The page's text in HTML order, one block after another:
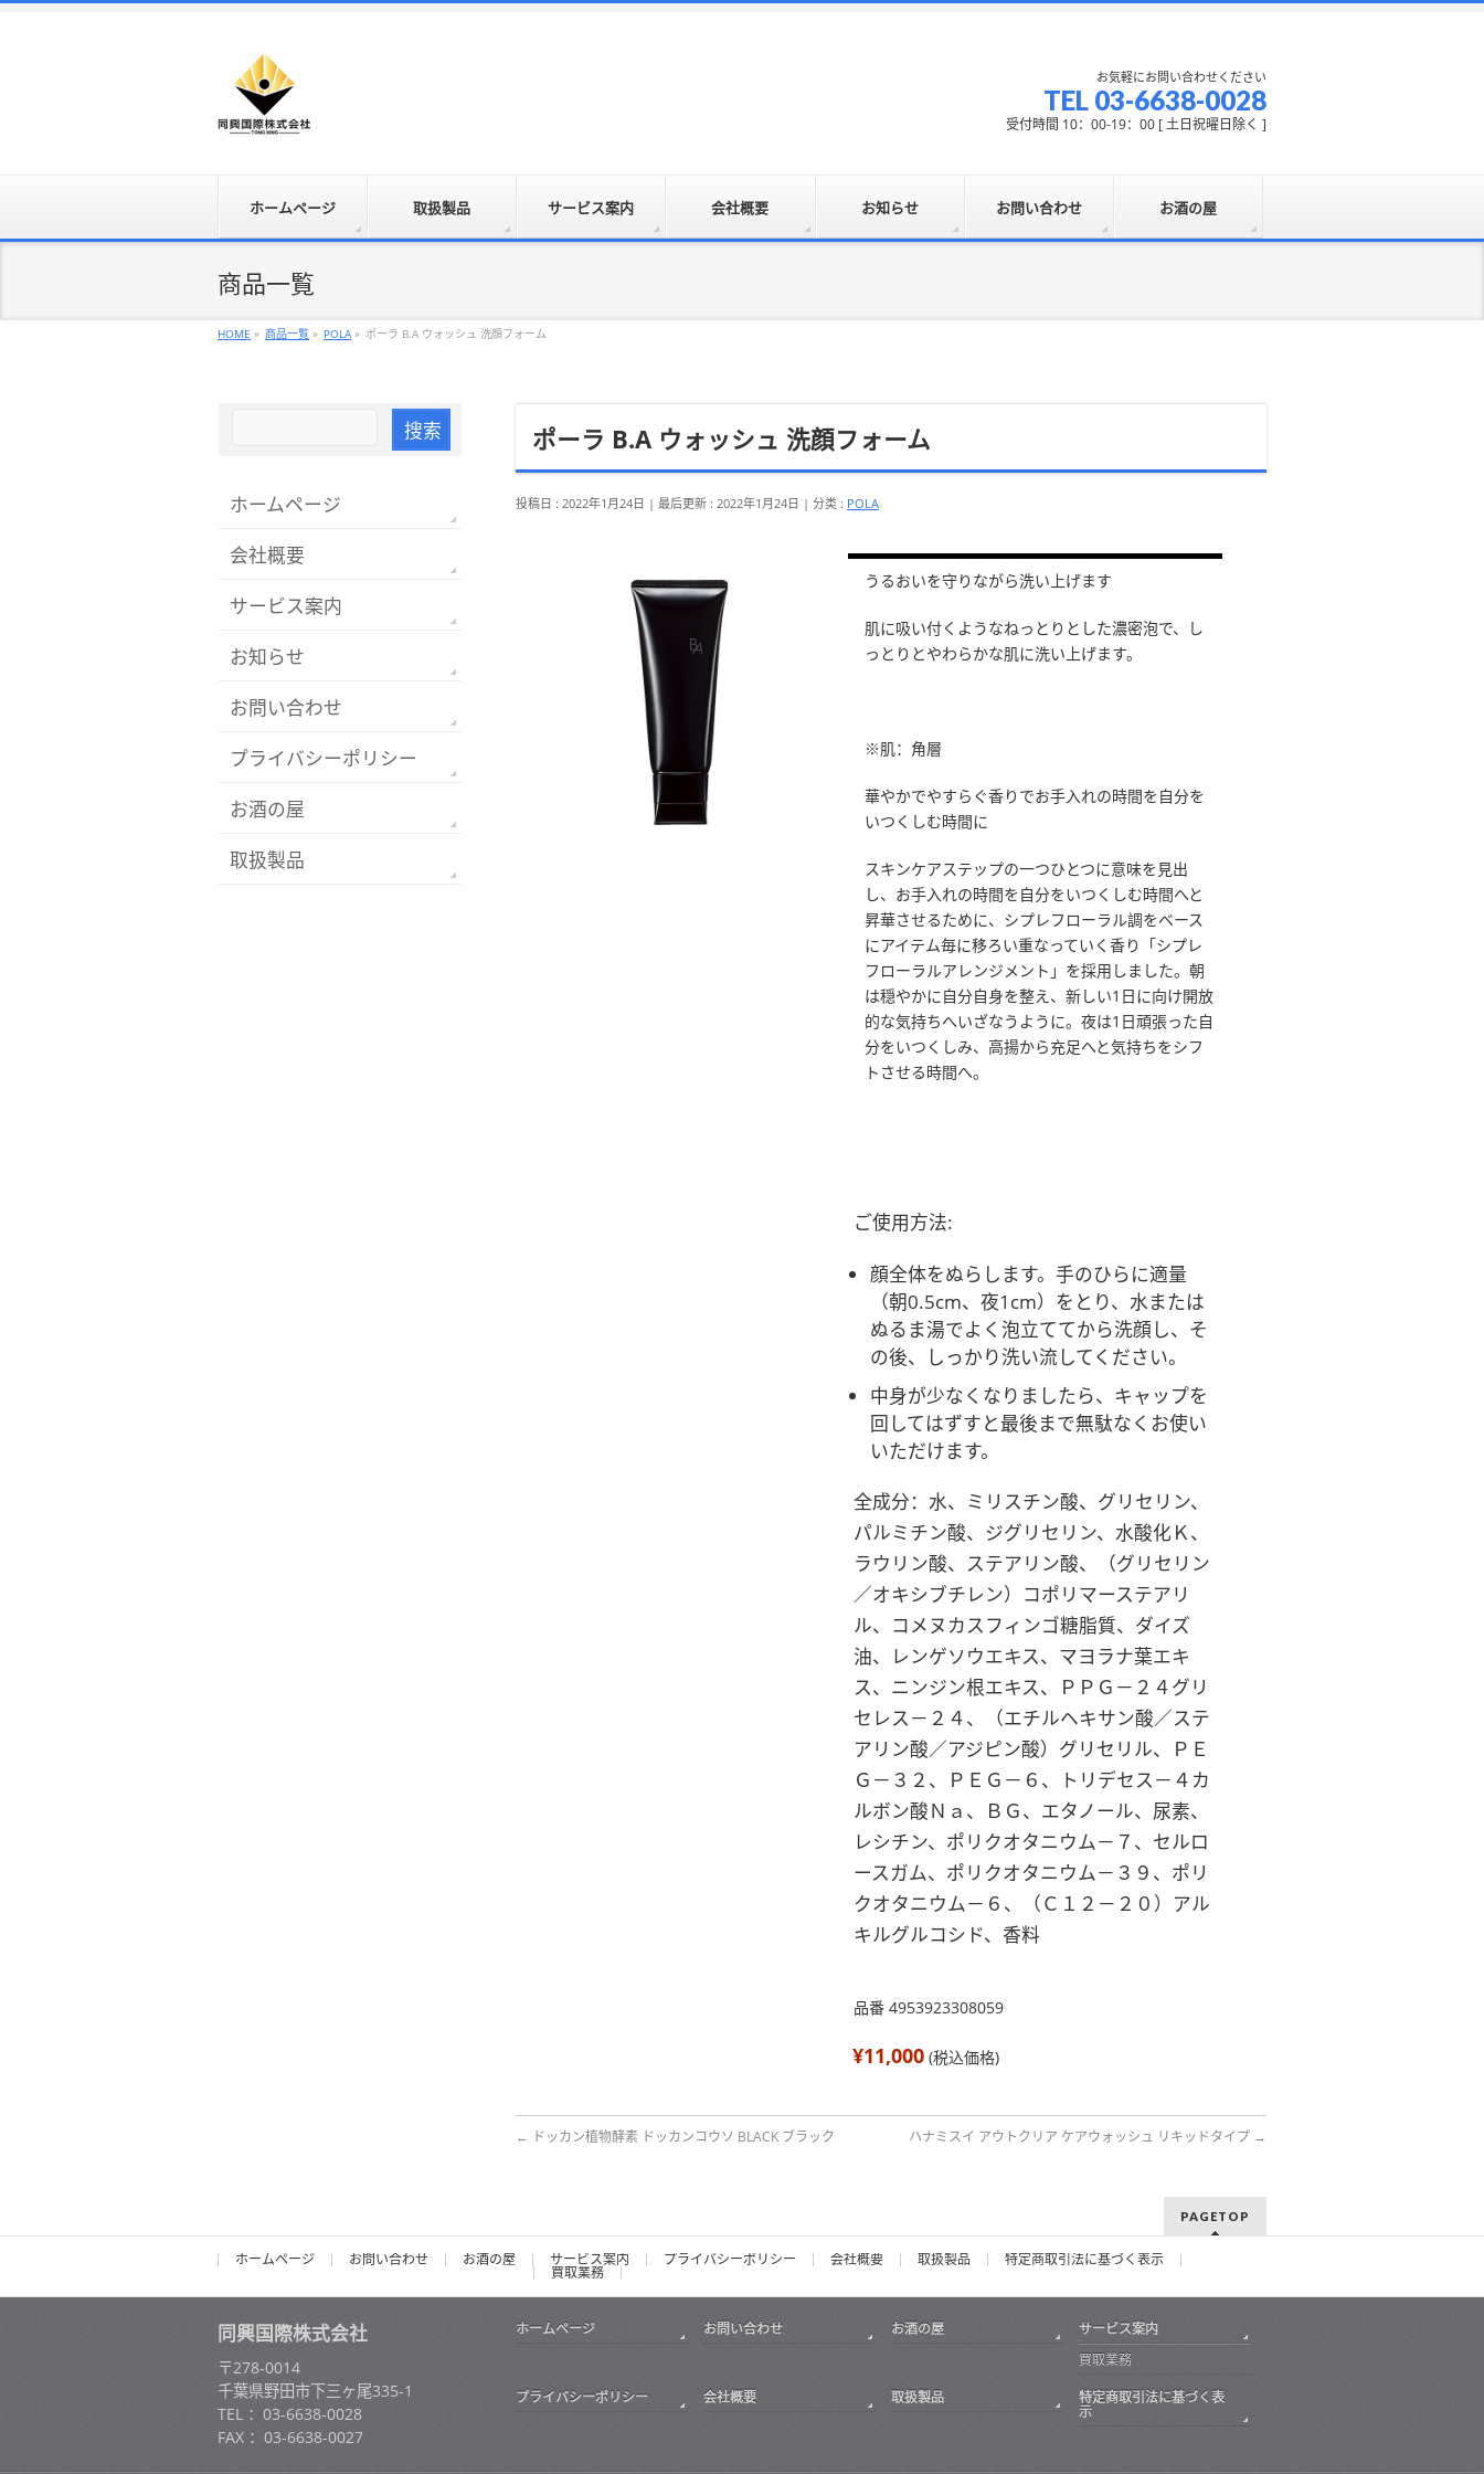
お気軽にお問い合わせください
TEL 03-6638-0028
受付時間 10：00-19：00 [ 土日祝曜日除く ]
ホームページ 取扱製品 サービス案内 会社概要 お知らせ お問い合わせ お酒の屋
商品一覧
HOME » 商品一覧 » POLA» ポーラ B.A ウォッシュ 洗顔フォーム
ポーラ B.A ウォッシュ 洗顔フォーム
投稿日 : 2022年1月24日 最后更新 : 2022年1月24日 分类 : POLA
うるおいを守りながら洗い上げます
肌に吸い付くようなねっとりとした濃密泡で、し
っとりとやわらかな肌に洗い上げます。
※肌：角層
華やかでやすらぐ香りでお手入れの時間を自分を
いつくしむ時間に
スキンケアステップの一つひとつに意味を見出
し、お手入れの時間を自分をいつくしむ時間へと
昇華させるために、シプレフローラル調をベース
にアイテム毎に移ろい重なっていく香り「シプレ
フローラルアレンジメント」を採用しました。朝
は穏やかに自分自身を整え、新しい1日に向け開放
的な気持ちへいざなうように。夜は1日頑張った自
分をいつくしみ、高揚から充足へと気持ちをシフ
トさせる時間へ。
ご使用方法:
顔全体をぬらします。手のひらに適量
（朝0.5cm、夜1cm）をとり、水または
ぬるま湯でよく泡立ててから洗顔し、そ
の後、しっかり洗い流してください。
中身が少なくなりましたら、キャップを
回してはずすと最後まで無駄なくお使い
いただけます。
全成分：水、ミリスチン酸、グリセリン、
パルミチン酸、ジグリセリン、水酸化Ｋ、
ラウリン酸、ステアリン酸、（グリセリン
／オキシブチレン）コポリマーステアリ
ル、コメヌカスフィンゴ糖脂質、ダイズ
油、レンゲソウエキス、マヨラナ葉エキ
ス、ニンジン根エキス、ＰＰＧ－２４グリ
セレス－２４、（エチルヘキサン酸／ステ
アリン酸／アジピン酸）グリセリル、ＰＥ
Ｇ－３２、ＰＥＧ－６、トリデセス－４カ
ルボン酸Ｎａ、ＢＧ、エタノール、尿素、
レシチン、ポリクオタニウム－７、セルロ
ースガム、ポリクオタニウム－３９、ポリ
クオタニウム－６、（Ｃ１２－２０）アル
キルグルコシド、香料
品番 4953923308059
¥11,000 (税込価格)
← ドッカン植物酵素 ドッカンコウソ BLACK ブラック ハナミスイ アウトクリア ケアウォッシュ リキッドタイプ →
ホームページ
会社概要
サービス案内
お知らせ
お問い合わせ
プライバシーポリシー
お酒の屋
取扱製品
PAGETOP
ホームページ お問い合わせ お酒の屋
サービス案内
買取業務
プライバシーポリシー 会社概要 取扱製品 特定商取引法に基づく表示
同興国際株式会社
〒278-0014
千葉県野田市下三ヶ尾335-1
TEL ：03-6638-0028
FAX ：03-6638-0027
ホームページ お問い合わせ お酒の屋
サービス案内
買取業務
プライバシーポリシー
会社概要 取扱製品 特定商取引法に基づく表
示